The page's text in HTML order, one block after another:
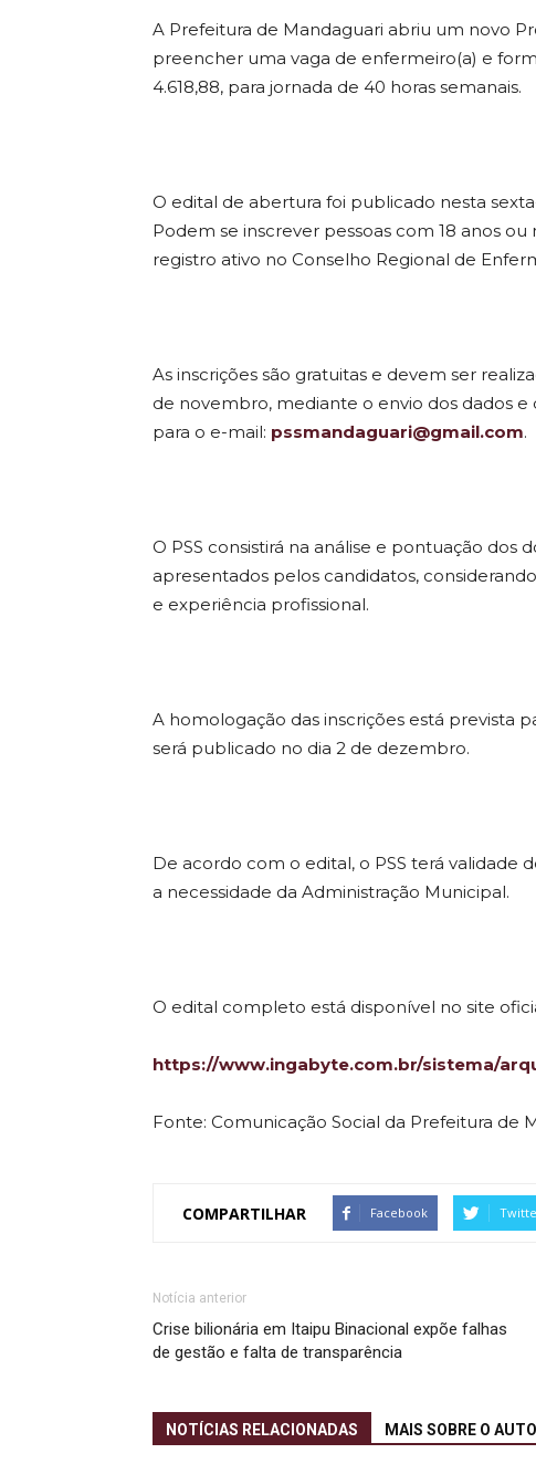
A Prefeitura de Mandaguari abriu um novo
preencher uma vaga de enfermeiro(a) e
4.618,88, para jornada de 40 horas semanais.
O edital de abertura foi publicado nesta
Podem se inscrever pessoas com 18 anos
registro ativo no Conselho Regional de
As inscrições são gratuitas e devem ser
de novembro, mediante o envio dos dados
para o e-mail: pssmandaguari@gmail.com.
O PSS consistirá na análise e pontuação
apresentados pelos candidatos,
e experiência profissional.
A homologação das inscrições está prevista
será publicado no dia 2 de dezembro.
De acordo com o edital, o PSS terá
a necessidade da Administração Municipal.
O edital completo está disponível no site
https://www.ingabyte.com.br/sistema/
Fonte: Comunicação Social da Prefeitura de
COMPARTILHAR Facebook
Notícia anterior
Crise bilionária em Itaipu Binacional expõe falhas
de gestão e falta de transparência
NOTÍCIAS RELACIONADAS MAIS SOBRE O